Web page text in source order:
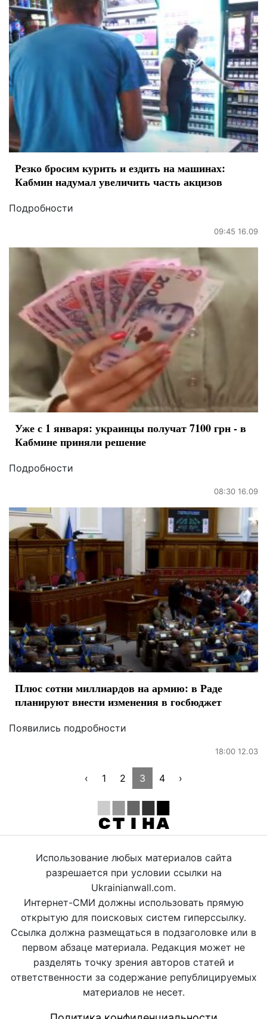
Резко бросим курить и ездить на машинах:
Кабмин надумал увеличить часть акцизов
Подробности
09:45 16.09
Уже с 1 января: украинцы получат 7100 грн - в
Кабмине приняли решение
Подробности
08:30 16.09
Плюс сотни миллиардов на армию: в Раде
планируют внести изменения в госбюджет
Появились подробности
18:00 12.03
‹ 1 2 3 4 ›
Использование любых материалов сайта
разрешается при условии ссылки на
Ukrainianwall.com.
Интернет-СМИ должны использовать прямую
открытую для поисковых систем гиперссылку.
Ссылка должна размещаться в подзаголовке или в
первом абзаце материала. Редакция может не
разделять точку зрения авторов статей и
ответственности за содержание републицируемых
материалов не несет.